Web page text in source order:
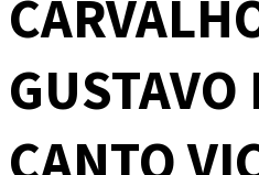
GUSTAVO
CANTO